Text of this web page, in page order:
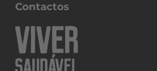
Contactos